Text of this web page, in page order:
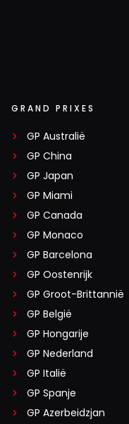
GRAND PRIXES
GP Australië
GP China
GP Japan
GP Miami
GP Canada
GP Monaco
GP Barcelona
GP Oostenrijk
GP Groot-Brittannië
GP België
GP Hongarije
GP Nederland
GP Italië
GP Spanje
GP Azerbeidzjan